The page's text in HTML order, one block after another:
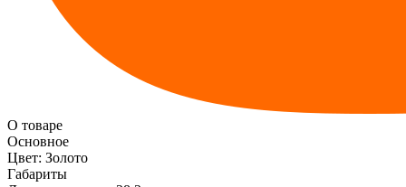
О товаре
Основное
Цвет: Золото
Габариты